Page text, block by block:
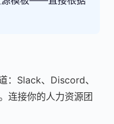
：Slack、Discord、
连接你的人力资源团